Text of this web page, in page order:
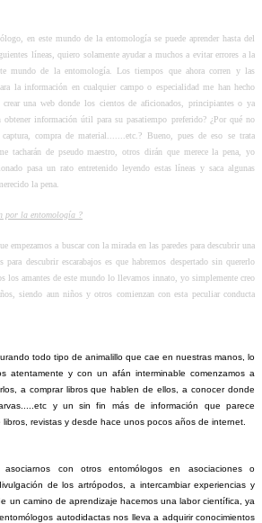
en este mundo de la entomología se puede aprender hasta del
líneas, quiero solamente ayudar a muchos a evitar errores a la
mundo de la entomología. Los tiempos que ahora corren y las
la información en cualquier campo o especialidad me han hecho
una web donde los cientos de aficionados, principiantes o ya
información útil para su pasatiempo preferido? ¿Por qué no
compra de material.......etc.? Bueno, pues de eso se trata
tacharán de pseudo maestro, otros dirán que merece la pena, yo
pasa un rato entretenido leyendo estas líneas y saca algunas
la pena.
por la entomología ?
empezamos a buscar con la mirada en las paredes para descubrir una
descubrir escarabajos es que habremos despertado sin quererlo
los amantes de este mundo lo llevamos innato, yo simplemente creo
siendo aun niños y otros comienzan con esta peculiar conducta
todo tipo de animalillo que cae en nuestras manos, lo
atentamente y con un afán interminable comenzamos a
a comprar libros que hablen de ellos, a conocer donde
y un sin fin más de información que parece
revistas y desde hace unos pocos años de internet.
con otros entomólogos en asociaciones o
de los artrópodos, a intercambiar experiencias y
un camino de aprendizaje hacemos una labor científica, ya
autodidactas nos lleva a adquirir conocimientos